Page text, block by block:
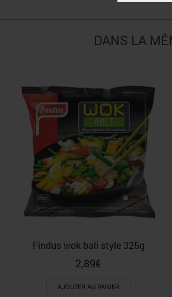
DANS LA
Findus wok bali style 325g
2,89€
AJOUTER AU PANIER